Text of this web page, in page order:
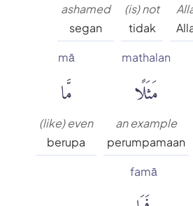
(is) not
tidak
ashamed
segan
mathalan
مَثَلًا
an example
perumpamaan
mā
مَّا
(like) even
berupa
famā